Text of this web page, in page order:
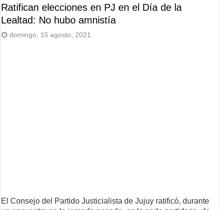
Ratifican elecciones en PJ en el Día de la
Lealtad: No hubo amnistía
domingo, 15 agosto, 2021
El Consejo del Partido Justicialista de Jujuy ratificó, durante